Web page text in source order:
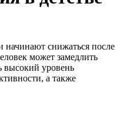
снижаться после
может замедлить
высокий уровень
а также